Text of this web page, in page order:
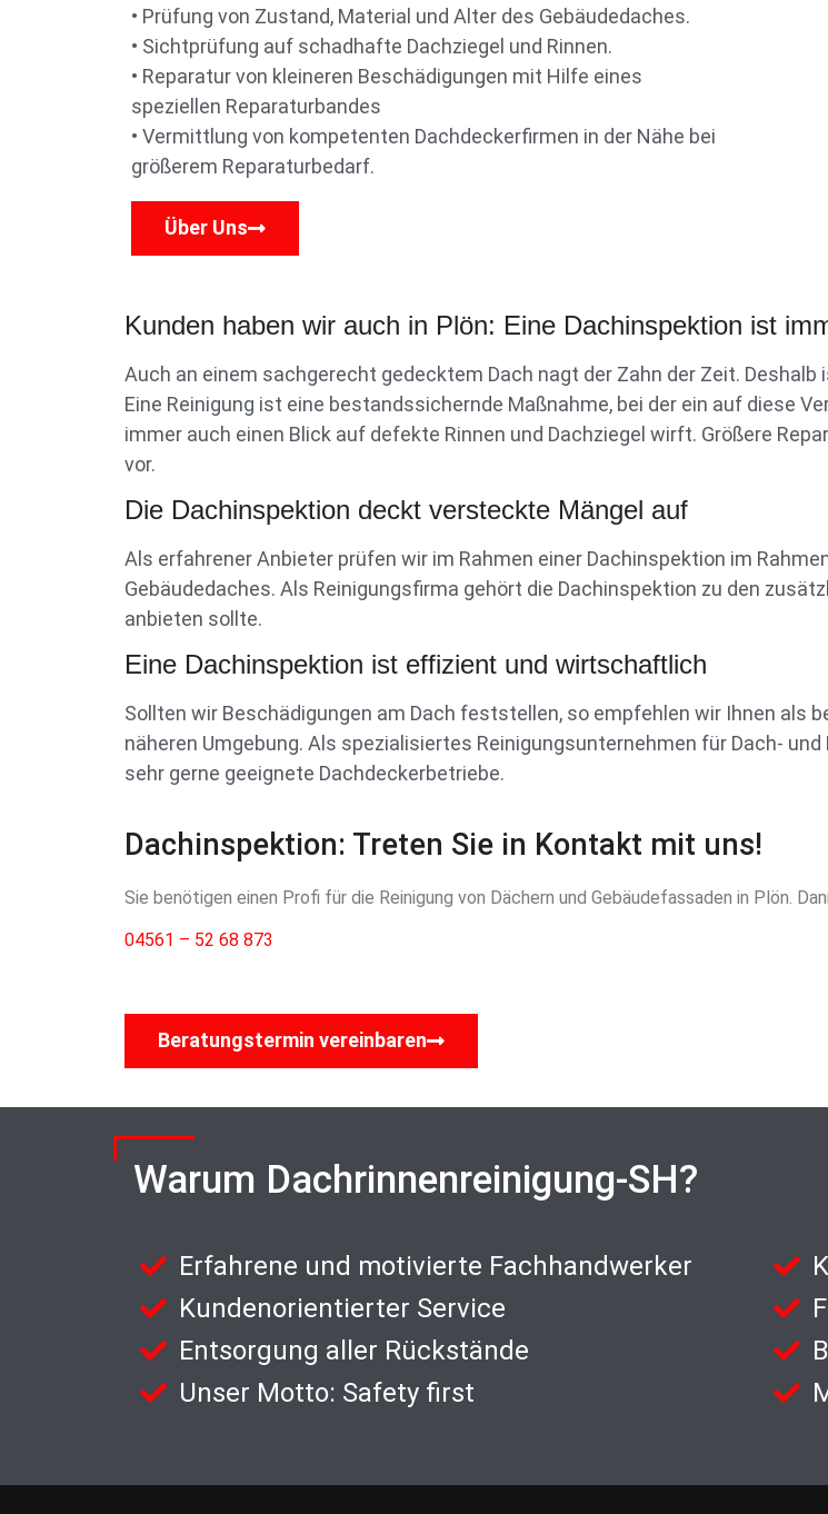
• Prüfung von Zustand, Material und Alter des Gebäudedaches.
• Sichtprüfung auf schadhafte Dachziegel und Rinnen.
• Reparatur von kleineren Beschädigungen mit Hilfe eines
speziellen Reparaturbandes
• Vermittlung von kompetenten Dachdeckerfirmen in der Nähe bei
größerem Reparaturbedarf.
Über Uns
Kunden haben wir auch in Plön: Eine Dachinspektion ist
Auch an einem sachgerecht gedecktem Dach nagt der Zahn der Zeit.
Eine Reinigung ist eine bestandssichernde Maßnahme, bei der ein auf diese
immer auch einen Blick auf defekte Rinnen und Dachziegel wirft. Größere
vor.
Die Dachinspektion deckt versteckte Mängel auf
Als erfahrener Anbieter prüfen wir im Rahmen einer Dachinspektion im
Gebäudedaches. Als Reinigungsfirma gehört die Dachinspektion zu den
anbieten sollte.
Eine Dachinspektion ist effizient und wirtschaftlich
Sollten wir Beschädigungen am Dach feststellen, so empfehlen wir Ihnen als
näheren Umgebung. Als spezialisiertes Reinigungsunternehmen für Dach-
sehr gerne geeignete Dachdeckerbetriebe.
Dachinspektion: Treten Sie in Kontakt mit uns!
Sie benötigen einen Profi für die Reinigung von Dächern und Gebäudefassaden in Plön.
04561 – 52 68 873
Beratungstermin vereinbaren
Warum Dachrinnenreinigung-SH?
Erfahrene und motivierte Fachhandwerker
Kundenorientierter Service
Entsorgung aller Rückstände
Unser Motto: Safety first